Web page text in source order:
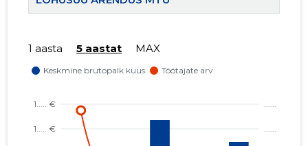
1 aasta
5 aastat MAX